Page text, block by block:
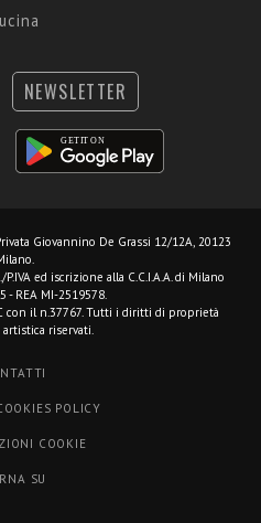
NEWSLETTER
Giovannino De Grassi 12/12A, 20123
P.IVA ed iscrizione alla C.C.I.A.A. di Milano
- REA MI-2519578.
con il n.37767. Tutti i diritti di proprietà
riservati.
POLICY
COOKIE
SU